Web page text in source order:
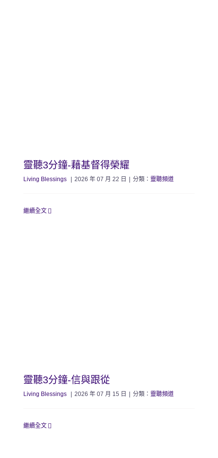
靈聽3分鐘-藉基督得榮耀
Living Blessings | 2026 年 07 月 22 日 | 分類： 靈聽頻道
繼續全文
靈聽3分鐘-信與跟從
Living Blessings | 2026 年 07 月 15 日 | 分類： 靈聽頻道
繼續全文